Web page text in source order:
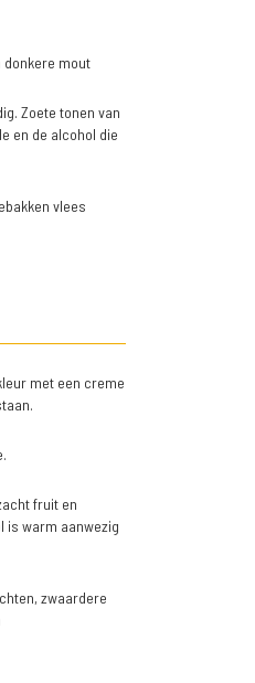
donkere mout
Zoete tonen van
en de alcohol die
vlees
met een creme
fruit en
is warm aanwezig
zwaardere